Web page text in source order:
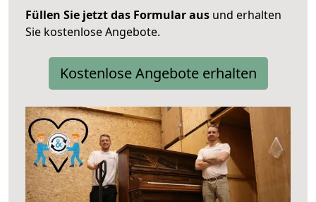
Füllen Sie jetzt das Formular aus und erhalten
Sie kostenlose Angebote.
Kostenlose Angebote erhalten